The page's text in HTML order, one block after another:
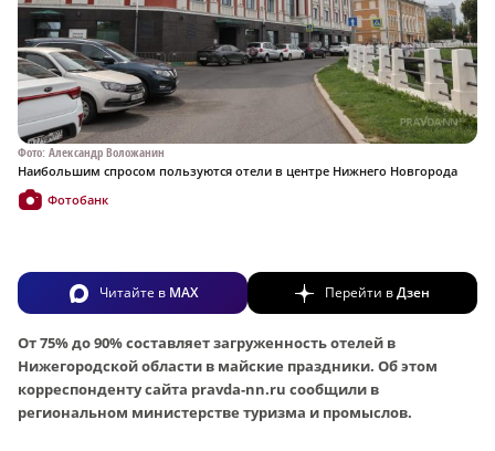
Фото: Александр Воложанин
Наибольшим спросом пользуются отели в центре Нижнего Новгорода
Фотобанк
Читайте в MAX Перейти вДзен
От 75% до 90% составляет загруженность отелей в
Нижегородской области в майские праздники. Об этом
корреспонденту сайта pravda-nn.ru сообщили в
региональном министерстве туризма и промыслов.